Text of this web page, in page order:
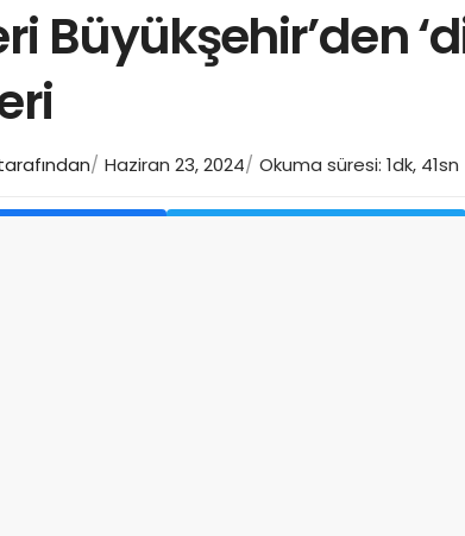
Büyükşehir’den
Haziran 23, 2024 Okuma süresi: 1dk, 41sn